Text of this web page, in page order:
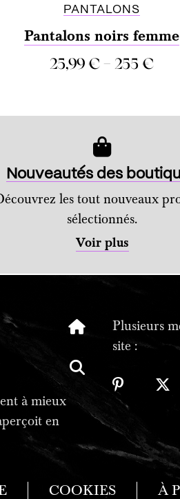
PANTALONS
Pantalons noirs femme
25,99€– 255€
COMPARER
Nouveautés des
les tout nouveaux
sélectionnés.
Voir plus
à mieux
en
Plusieurs
site :
COOKIES À